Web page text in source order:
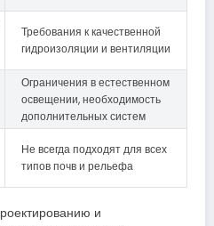
Требования к качественной
гидроизоляции и вентиляции
Ограничения в естественном
освещении, необходимость
дополнительных систем
Не всегда подходят для всех
типов почв и рельефа
и